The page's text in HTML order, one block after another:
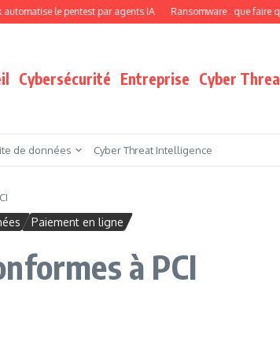
le pentest par agents IA Ransomware : que faire quand
Cybersécurité Entreprise Cyber
de données Cyber Threat Intelligence
Paiement en ligne
à PCI